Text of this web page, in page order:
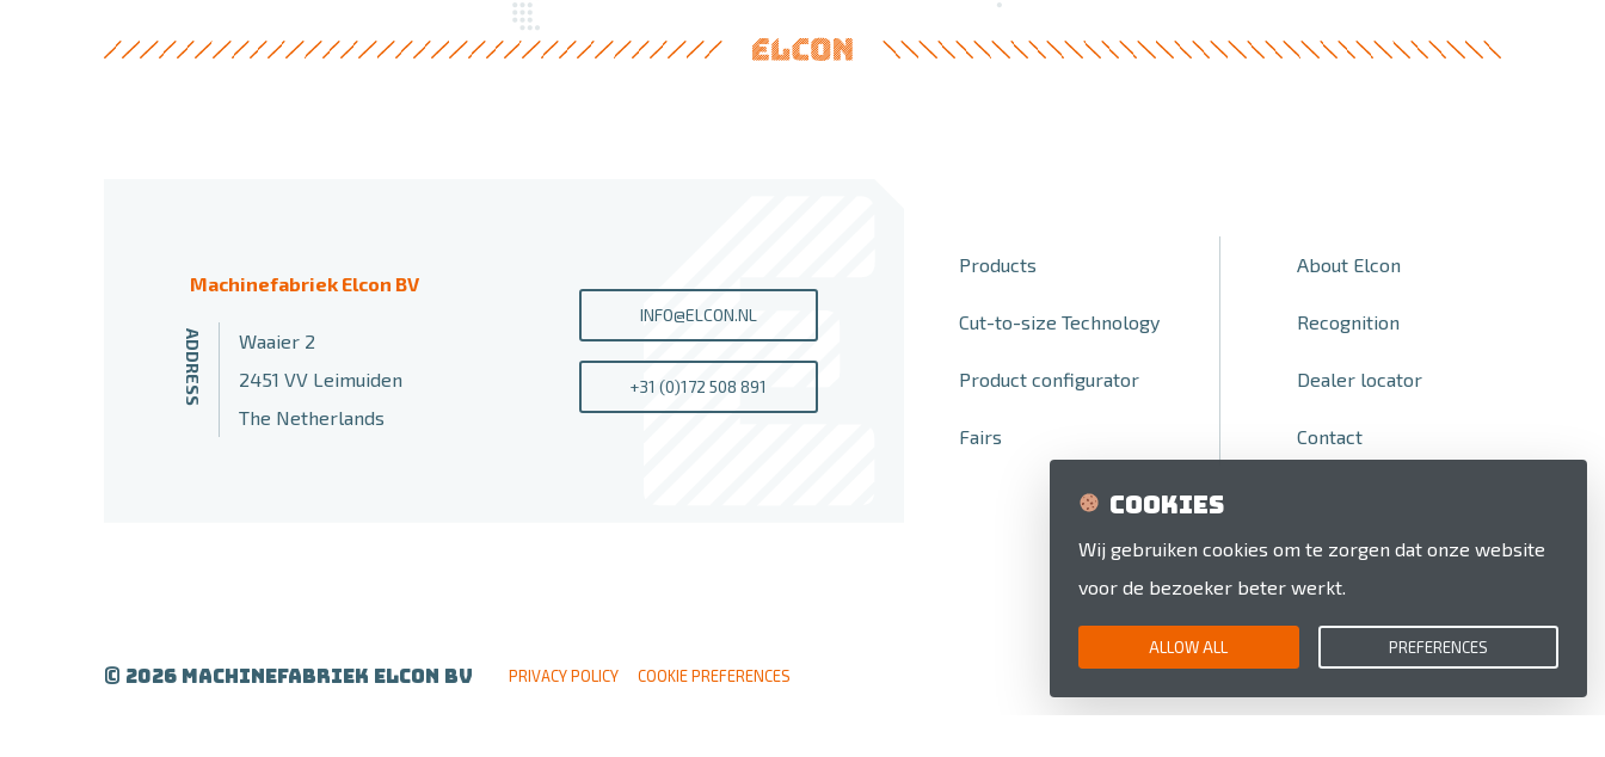
Machinefabriek Elcon BV
ADDRESS
Waaier 2
2451 VV Leimuiden
The Netherlands
INFO@ELCON.NL
+31 (0)172 508 891
Products About Elcon
Cut-to-size Technology Recognition
Product configurator Dealer locator
Fairs Contact
© 2026 Machinefabriek Elcon BV PRIVACY POLICY COOKIE PREFERENCES
Cookies
Wij gebruiken cookies om te zorgen dat onze website
voor de bezoeker beter werkt.
ALLOW ALL PREFERENCES